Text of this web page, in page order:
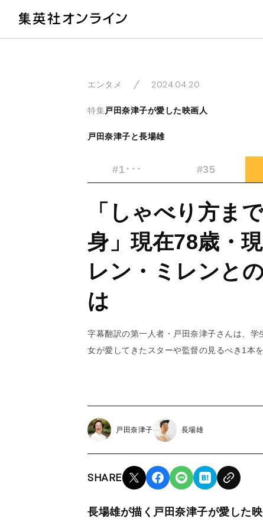
エンタメ 2024.04.20
特集 戸田奈津子が愛した映画人
戸田奈津子と長場雄
#1･･･ #35
「しゃべり方ま
身」現在78歳・
レン・ミレンと
は
字幕翻訳の第一人者・戸田奈津子さんは、
女が愛してきたスターや監督の見るべき1本
戸田奈津子 長場雄
SHARE
長場雄が描く戸田奈津子が愛し